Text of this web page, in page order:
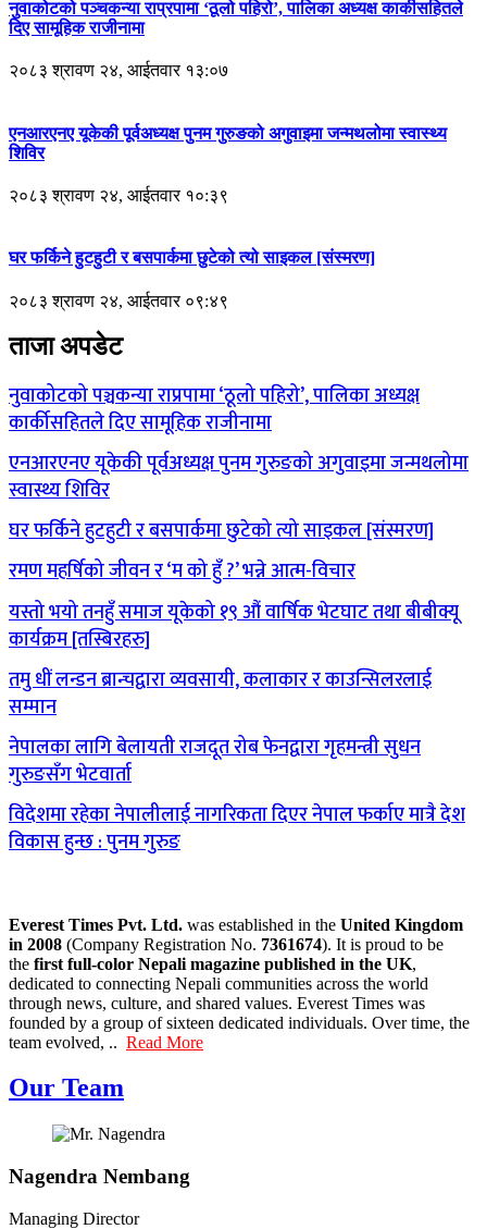
नुवाकोटको पञ्चकन्या राप्रपामा ‘ठूलो पहिरो’, पालिका अध्यक्ष कार्कीसहितले
दिए सामूहिक राजीनामा
२०८३ श्रावण २४, आईतवार १३:०७
एनआरएनए यूकेकी पूर्वअध्यक्ष पुनम गुरुङको अगुवाइमा जन्मथलोमा स्वास्थ्य
शिविर
२०८३ श्रावण २४, आईतवार १०:३९
घर फर्किने हुटहुटी र बसपार्कमा छुटेको त्यो साइकल [संस्मरण]
२०८३ श्रावण २४, आईतवार ०९:४९
ताजा अपडेट
नुवाकोटको पञ्चकन्या राप्रपामा ‘ठूलो पहिरो’, पालिका अध्यक्ष
कार्कीसहितले दिए सामूहिक राजीनामा
एनआरएनए यूकेकी पूर्वअध्यक्ष पुनम गुरुङको अगुवाइमा जन्मथलोमा
स्वास्थ्य शिविर
घर फर्किने हुटहुटी र बसपार्कमा छुटेको त्यो साइकल [संस्मरण]
रमण महर्षिको जीवन र ‘म को हुँ ?’ भन्ने आत्म-विचार
यस्तो भयो तनहुँ समाज यूकेको १९ औं वार्षिक भेटघाट तथा बीबीक्यू
कार्यक्रम [तस्बिरहरु]
तमु धीं लन्डन ब्रान्चद्वारा व्यवसायी, कलाकार र काउन्सिलरलाई
सम्मान
नेपालका लागि बेलायती राजदूत रोब फेनद्वारा गृहमन्त्री सुधन
गुरुङसँग भेटवार्ता
विदेशमा रहेका नेपालीलाई नागरिकता दिएर नेपाल फर्काए मात्रै देश
विकास हुन्छ : पुनम गुरुङ
Everest Times Pvt. Ltd. was established in the United Kingdom
in 2008 (Company Registration No. 7361674). It is proud to be
the first full-color Nepali magazine published in the UK,
dedicated to connecting Nepali communities across the world
through news, culture, and shared values. Everest Times was
founded by a group of sixteen dedicated individuals. Over time, the
team evolved, .. Read More
Our Team
Nagendra Nembang
Managing Director